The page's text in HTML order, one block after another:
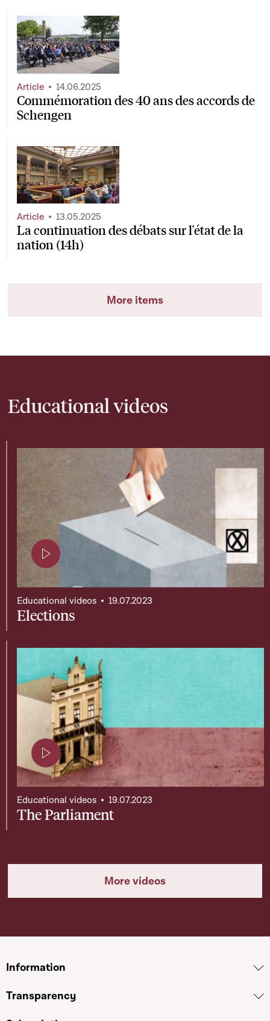
Commémoration des 40 ans des accords de
Schengen
Article 14.06.2025
La continuation des débats sur l'état de la
nation (14h)
Article 13.05.2025
More items
Educational videos
Page contenant une vidéo
Elections
Educational videos 19.07.2023
Page contenant une vidéo
The Parliament
Educational videos 19.07.2023
More videos
Information
Transparency